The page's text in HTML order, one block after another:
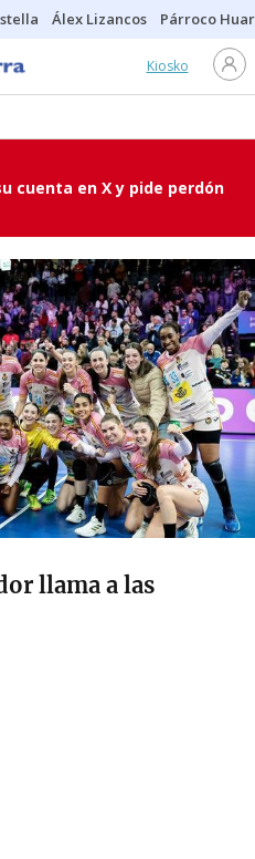
Álex Lizancos Párroco
Kiosko
cuenta en X y pide perdón
llama a las